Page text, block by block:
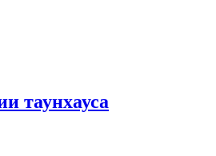
таунхауса